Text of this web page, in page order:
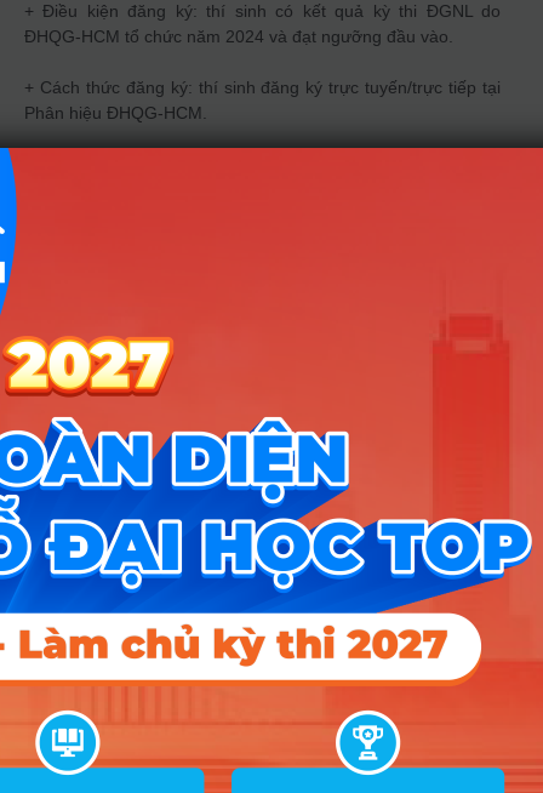
+ Điều kiện đăng ký: thí sinh có kết quả kỳ thi ĐGNL do
ĐHQG-HCM tổ chức năm 2024 và đạt ngưỡng đầu vào.
+ Cách thức đăng ký: thí sinh đăng ký trực tuyến/trực tiếp tại
Phân hiệu ĐHQG-HCM.
– Phương thức 6.2: Xét tuyển dựa vào kết quả học tập
cấp THPT kết hợp với chứng chỉ tiếng Anh quốc tế (5% –
10%)
+ Ngưỡng đầu vào: điểm TBHB 5 học kỳ ≥ 6,0
+ Điều kiện đăng ký: thí sinh có điểm TBHB 5 học kỳ đạt
ngưỡng chất lượng đầu vào và có chứng chỉ tiếng Anh quốc
+ Cách thức đăng ký: thí sinh đăng ký trực tuyến/trực tiếp tại
Phân hiệu ĐHQG-HCM.
+ Thời gian đăng ký: từ ngày 15/05/2024 đến hết ngày
+ Thời gian công bố kết quả dự kiến (trù điều kiện tốt nghiệp
THPT): trước ngày 30/06/2024